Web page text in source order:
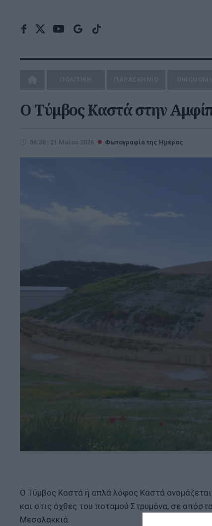
Ο Τύμβος Καστά στην
06:30 | 21 Μαΐου 2026 Φωτογραφία της Ημέρας
Ο Τύμβος Καστά ή απλά λόφος Καστά
και στις όχθες του ποταμού Στρυμόνα, σε
Μεσολακκιά.